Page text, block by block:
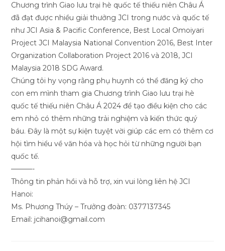
Chương trình Giao lưu trại hè quốc tế thiếu niên Châu Á
đã đạt được nhiều giải thưởng JCI trong nước và quốc tế
như JCI Asia & Pacific Conference, Best Local Omoiyari
Project JCI Malaysia National Convention 2016, Best Inter
Organization Collaboration Project 2016 và 2018, JCI
Malaysia 2018 SDG Award.
Chúng tôi hy vọng rằng phụ huynh có thể đăng ký cho
con em mình tham gia Chương trình Giao lưu trại hè
quốc tế thiếu niên Châu Á 2024 để tạo điều kiện cho các
em nhỏ có thêm những trải nghiệm và kiến thức quý
báu. Đây là một sự kiện tuyệt vời giúp các em có thêm cơ
hội tìm hiểu về văn hóa và học hỏi từ những người bạn
quốc tế.
———-
Thông tin phản hồi và hỗ trợ, xin vui lòng liên hệ JCI
Hanoi:
Ms. Phương Thúy – Trưởng đoàn: 0377137345
Email: jcihanoi@gmail.com